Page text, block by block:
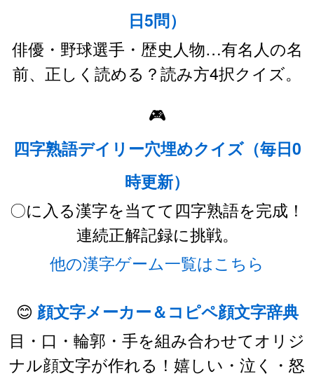
日5問）
俳優・野球選手・歴史人物…有名人の名
前、正しく読める？読み方4択クイズ。
🎮
四字熟語デイリー穴埋めクイズ（毎日0
時更新）
〇に入る漢字を当てて四字熟語を完成！
連続正解記録に挑戦。
他の漢字ゲーム一覧はこちら
😊 顔文字メーカー＆コピペ顔文字辞典
目・口・輪郭・手を組み合わせてオリジ
ナル顔文字が作れる！嬉しい・泣く・怒